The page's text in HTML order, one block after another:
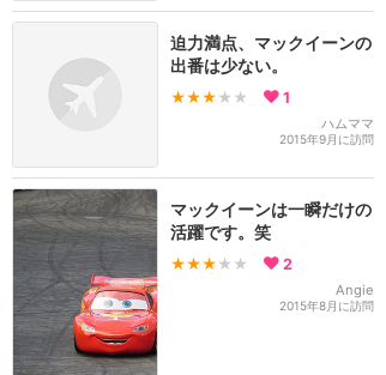
迫力満点、マックイーンの
出番は少ない。
★★★ ★★ 1
ハムママ
2015年9月に訪問
マックイーンは一瞬だけの
活躍です。笑
★★★ ★★ 2
Angie
2015年8月に訪問